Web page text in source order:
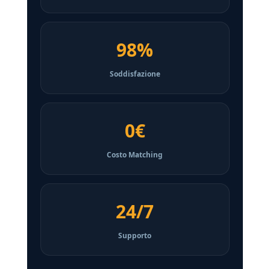
98%
Soddisfazione
0€
Costo Matching
24/7
Supporto